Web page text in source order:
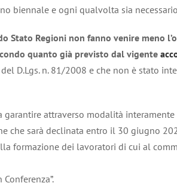
biennale e ogni qualvolta sia
Stato Regioni non fanno venire meno
quanto già previsto dal vigente
D.Lgs. n. 81/2008 e che non è stato
attraverso modalità
sarà declinata entro il 30 giugno
formazione dei lavoratori di cui al